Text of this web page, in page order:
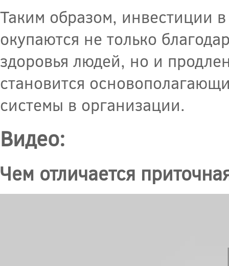
Таким образом, инвестиции
окупаются не только
здоровья людей, но и
становится
системы в организации.
Видео:
Чем отличается